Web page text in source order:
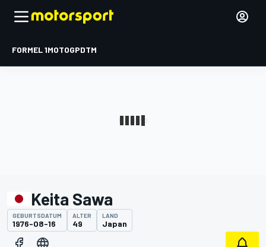
FORMEL 1MOTOGPDTM
Keita Sawa
GEBURTSDATUM
1976-08-16
ALTER
49
LAND
Japan